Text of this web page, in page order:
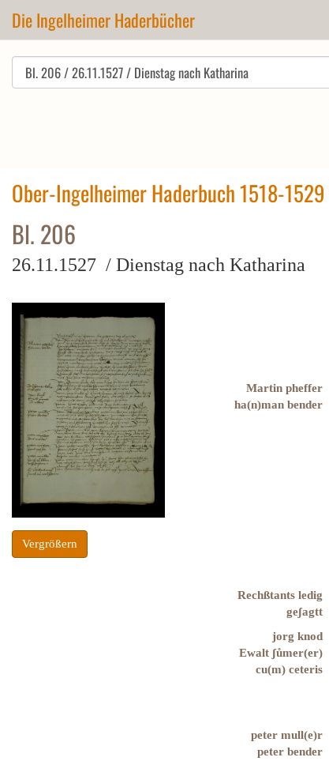
Die Ingelheimer Haderbücher
Ober-Ingelheimer Haderbuch 1518-1529
Bl. 206
26.11.1527 / Dienstag nach Katharina
Vergrößern
Martin pheffer
ha(n)man bender
Rechßtants ledig
geʃagtt
jorg knod
Ewalt ʃůmer(er)
cu(m) ceteris
peter mull(e)r
peter bender